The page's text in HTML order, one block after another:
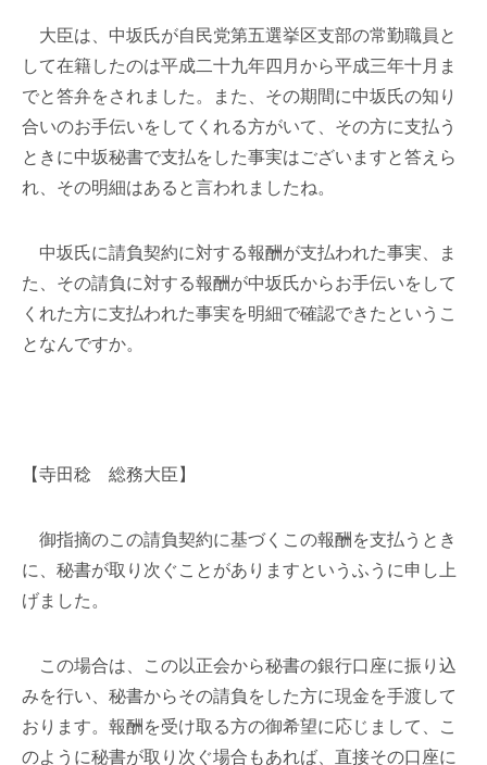
大臣は、中坂氏が自民党第五選挙区支部の常勤職員と
して在籍したのは平成二十九年四月から平成三年十月ま
でと答弁をされました。また、その期間に中坂氏の知り
合いのお手伝いをしてくれる方がいて、その方に支払う
ときに中坂秘書で支払をした事実はございますと答えら
れ、その明細はあると言われましたね。
中坂氏に請負契約に対する報酬が支払われた事実、ま
た、その請負に対する報酬が中坂氏からお手伝いをして
くれた方に支払われた事実を明細で確認できたというこ
となんですか。
【寺田稔 総務大臣】
御指摘のこの請負契約に基づくこの報酬を支払うとき
に、秘書が取り次ぐことがありますというふうに申し上
げました。
この場合は、この以正会から秘書の銀行口座に振り込
みを行い、秘書からその請負をした方に現金を手渡して
おります。報酬を受け取る方の御希望に応じまして、こ
のように秘書が取り次ぐ場合もあれば、直接その口座に